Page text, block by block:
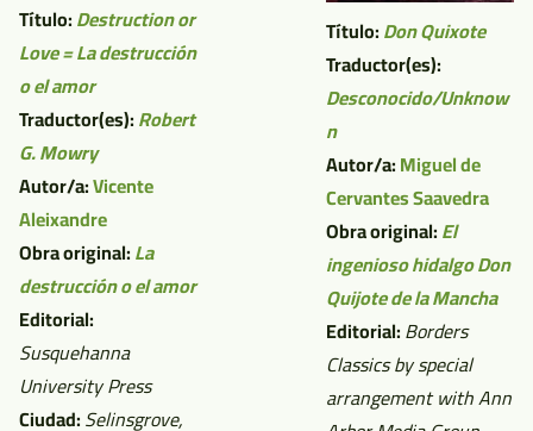
Título:Destruction or
Love = La destrucción
o el amor
Traductor(es):Robert
G. Mowry
Autor/a:Vicente
Aleixandre
Obra original:La
destrucción o el amor
Editorial:
Susquehanna
University Press
Ciudad:Selinsgrove,
Título:Don Quixote
Traductor(es):
Desconocido/Unknow
n
Autor/a:Miguel de
Cervantes Saavedra
Obra original:El
ingenioso hidalgo Don
Quijote de la Mancha
Editorial:Borders
Classics by special
arrangement with Ann